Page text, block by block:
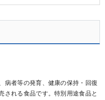
病者等の発育、健康の保持・回復
される食品です。特別用途食品と